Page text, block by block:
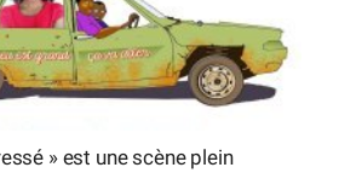
» est une scène plein